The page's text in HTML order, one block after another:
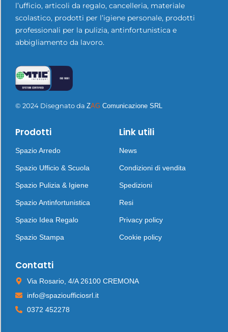
l’ufficio, articoli da regalo, cancelleria, materiale
scolastico, prodotti per l’igiene personale, prodotti
professionali per la pulizia, antinfortunistica e
abbigliamento da lavoro.
© 2024 Disegnato da ZAG Comunicazione SRL
Prodotti
Spazio Arredo
Spazio Ufficio & Scuola
Spazio Pulizia & Igiene
Spazio Antinfortunistica
Spazio Idea Regalo
Spazio Stampa
Link utili
News
Condizioni di vendita
Spedizioni
Resi
Privacy policy
Cookie policy
Contatti
Via Rosario, 4/A 26100 CREMONA
info@spazioufficiosrl.it
0372 452278